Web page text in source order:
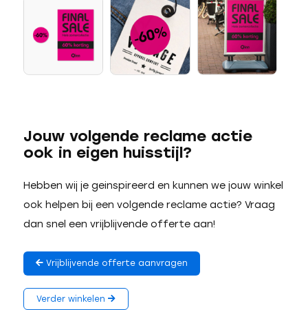
Jouw volgende reclame actie
ook in eigen huisstijl?
Hebben wij je geinspireerd en kunnen we jouw winkel
ook helpen bij een volgende reclame actie? Vraag
dan snel een vrijblijvende offerte aan!
Vrijblijvende offerte aanvragen
Verder winkelen